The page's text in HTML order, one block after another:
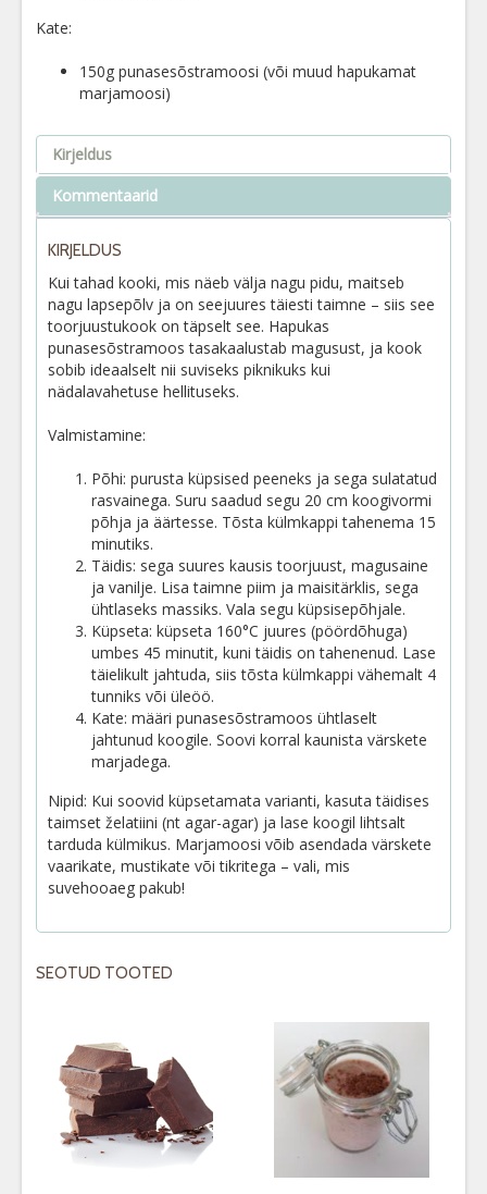
Kate:
150g punasesõstramoosi (või muud hapukamat
marjamoosi)
Kirjeldus
Kommentaarid
KIRJELDUS
Kui tahad kooki, mis näeb välja nagu pidu, maitseb
nagu lapsepõlv ja on seejuures täiesti taimne – siis see
toorjuustukook on täpselt see. Hapukas
punasesõstramoos tasakaalustab magusust, ja kook
sobib ideaalselt nii suviseks piknikuks kui
nädalavahetuse hellituseks.
Valmistamine:
Põhi: purusta küpsised peeneks ja sega sulatatud
rasvainega. Suru saadud segu 20 cm koogivormi
põhja ja äärtesse. Tõsta külmkappi tahenema 15
minutiks.
Täidis: sega suures kausis toorjuust, magusaine
ja vanilje. Lisa taimne piim ja maisitärklis, sega
ühtlaseks massiks. Vala segu küpsisepõhjale.
Küpseta: küpseta 160°C juures (pöördõhuga)
umbes 45 minutit, kuni täidis on tahenenud. Lase
täielikult jahtuda, siis tõsta külmkappi vähemalt 4
tunniks või üleöö.
Kate: määri punasesõstramoos ühtlaselt
jahtunud koogile. Soovi korral kaunista värskete
marjadega.
Nipid: Kui soovid küpsetamata varianti, kasuta täidises
taimset želatiini (nt agar-agar) ja lase koogil lihtsalt
tarduda külmikus. Marjamoosi võib asendada värskete
vaarikate, mustikate või tikritega – vali, mis
suvehooaeg pakub!
SEOTUD TOOTED